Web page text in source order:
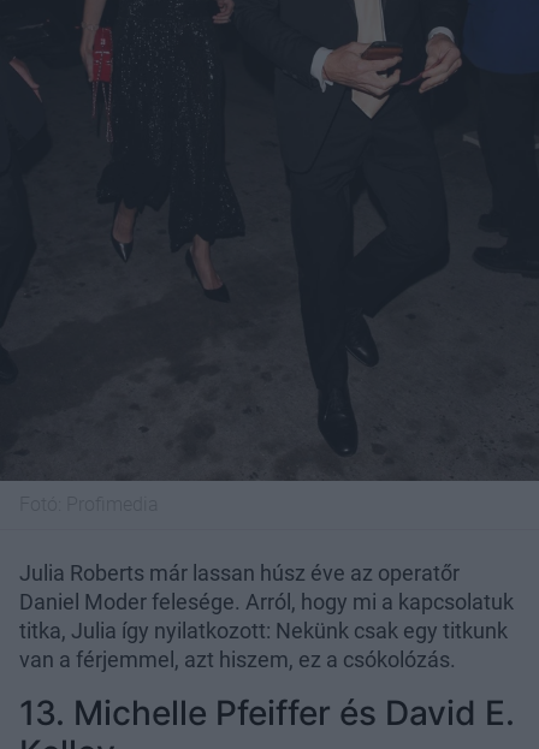
Julia Roberts már lassan húsz éve az operatőr
Daniel Moder felesége. Arról, hogy mi a kapcsolatuk
titka, Julia így nyilatkozott: Nekünk csak egy titkunk
van a férjemmel, azt hiszem, ez a csókolózás.
13. Michelle Pfeiffer és David E.